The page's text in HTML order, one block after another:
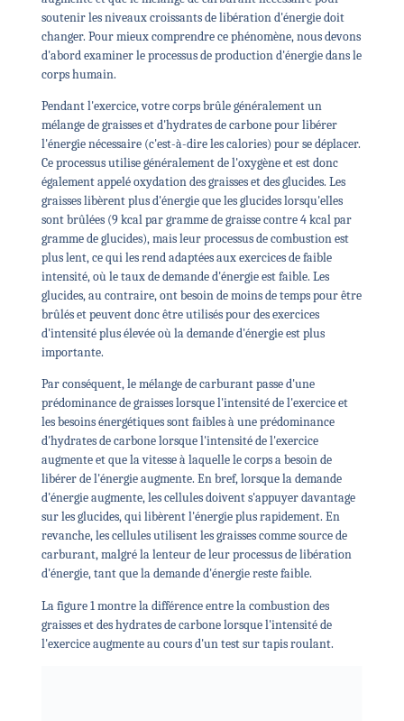
soutenir les niveaux croissants de libération d'énergie doit
changer. Pour mieux comprendre ce phénomène, nous devons
d'abord examiner le processus de production d'énergie dans le
corps humain.
Pendant l'exercice, votre corps brûle généralement un
mélange de graisses et d'hydrates de carbone pour libérer
l'énergie nécessaire (c'est-à-dire les calories) pour se déplacer.
Ce processus utilise généralement de l'oxygène et est donc
également appelé oxydation des graisses et des glucides. Les
graisses libèrent plus d'énergie que les glucides lorsqu'elles
sont brûlées (9 kcal par gramme de graisse contre 4 kcal par
gramme de glucides), mais leur processus de combustion est
plus lent, ce qui les rend adaptées aux exercices de faible
intensité, où le taux de demande d'énergie est faible. Les
glucides, au contraire, ont besoin de moins de temps pour être
brûlés et peuvent donc être utilisés pour des exercices
d'intensité plus élevée où la demande d'énergie est plus
importante.
Par conséquent, le mélange de carburant passe d'une
prédominance de graisses lorsque l'intensité de l'exercice et
les besoins énergétiques sont faibles à une prédominance
d'hydrates de carbone lorsque l'intensité de l'exercice
augmente et que la vitesse à laquelle le corps a besoin de
libérer de l'énergie augmente. En bref, lorsque la demande
d'énergie augmente, les cellules doivent s'appuyer davantage
sur les glucides, qui libèrent l'énergie plus rapidement. En
revanche, les cellules utilisent les graisses comme source de
carburant, malgré la lenteur de leur processus de libération
d'énergie, tant que la demande d'énergie reste faible.
La figure 1 montre la différence entre la combustion des
graisses et des hydrates de carbone lorsque l'intensité de
l'exercice augmente au cours d'un test sur tapis roulant.